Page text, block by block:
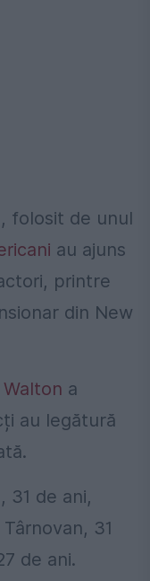
folosit de unul
au ajuns
printre
din New
a
au legătură
31 de ani,
31
de ani.